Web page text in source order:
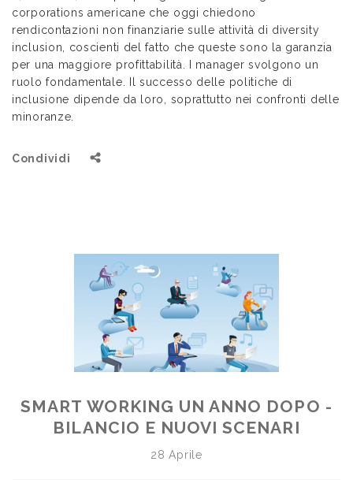
corporations americane che oggi chiedono
rendicontazioni non finanziarie sulle attività di diversity
inclusion, coscienti del fatto che queste sono la garanzia
per una maggiore profittabilità. I manager svolgono un
ruolo fondamentale. Il successo delle politiche di
inclusione dipende da loro, soprattutto nei confronti delle
minoranze.
Condividi
SMART WORKING UN ANNO DOPO -
BILANCIO E NUOVI SCENARI
28 Aprile